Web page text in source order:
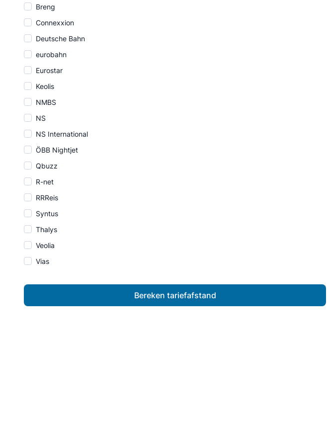
Breng
Connexxion
Deutsche Bahn
eurobahn
Eurostar
Keolis
NMBS
NS
NS International
ÖBB Nightjet
Qbuzz
R-net
RRReis
Syntus
Thalys
Veolia
Vias
Bereken tariefafstand